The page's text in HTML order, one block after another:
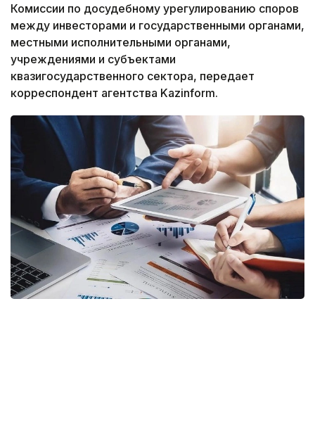
Комиссии по досудебному урегулированию споров
между инвесторами и государственными органами,
местными исполнительными органами,
учреждениями и субъектами
квазигосударственного сектора, передает
корреспондент агентства Kazinform.